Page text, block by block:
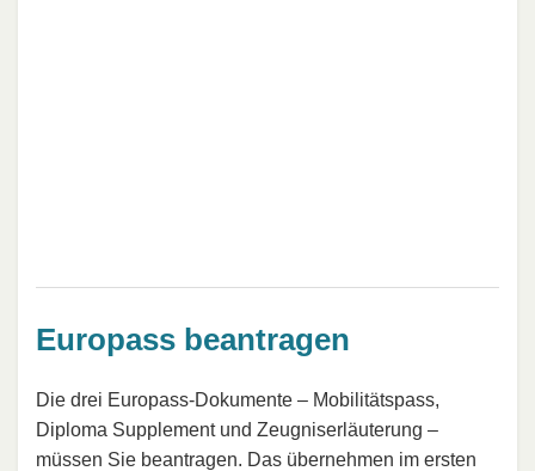
Europass beantragen
Die drei Europass-Dokumente – Mobilitätspass,
Diploma Supplement und Zeugniserläuterung –
müssen Sie beantragen. Das übernehmen im ersten